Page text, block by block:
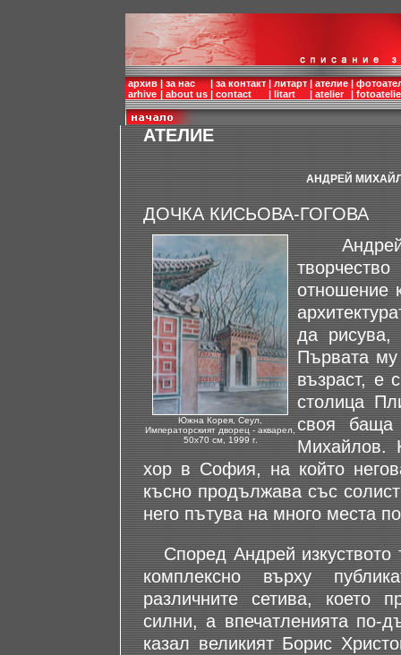
архив
arhive
|
|
за нас
about us
|
|
за контакт
contact
|
|
литарт
litart
|
|
ателие
atelier
|
|
АТЕЛИЕ
АНДРЕЙ
ДОЧКА КИСЬОВА-ГОГОВА
Южна Корея, Сеул,
Императорският дворец - акварел,
50х70 см, 1999 г.
Aндрей
отношение
да
Първата му
възраст, е
столица
своя баща
Михайлов.
хор в София, на който
късно продължава със
него пътува на много места
Според Андрей изкуството
комплексно върху
различните сетива, което
силни, а впечатленията по-
казал великият Борис